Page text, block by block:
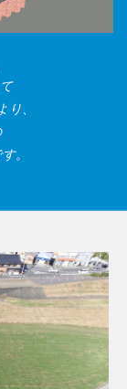
、
。